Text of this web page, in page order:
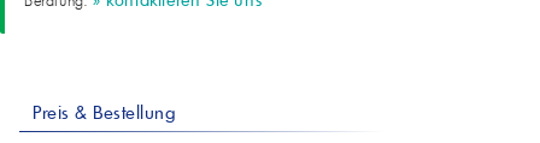
Preis & Bestellung